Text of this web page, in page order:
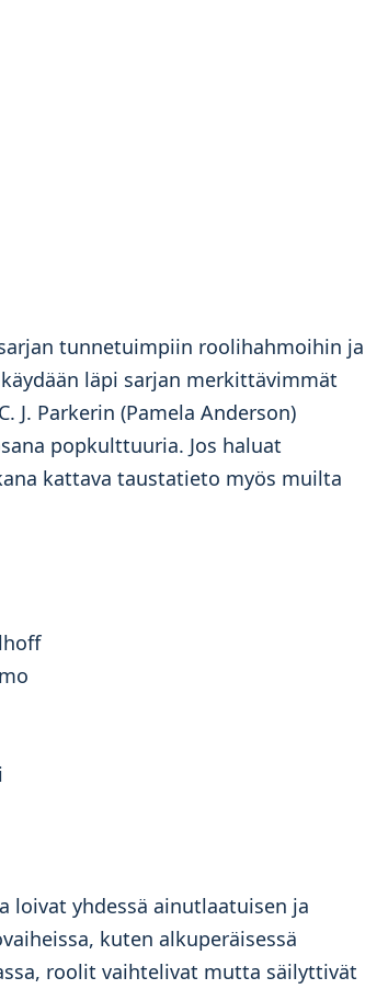
tunnetuimpiin roolihahmoihin ja
läpi sarjan merkittävimmät
J. Parkerin (Pamela Anderson)
popkulttuuria. Jos haluat
kattava taustatieto myös muilta
loivat yhdessä ainutlaatuisen ja
kuten alkuperäisessä
roolit vaihtelivat mutta säilyttivät